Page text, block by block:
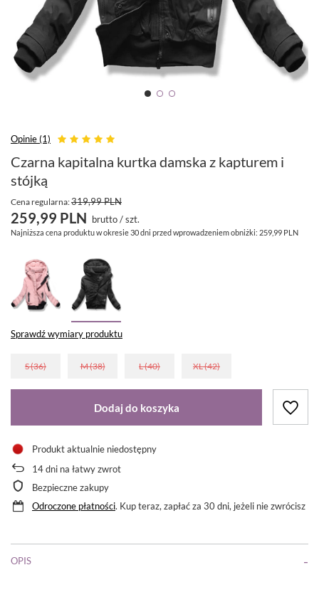
Opinie (1)
Czarna kapitalna kurtka damska z kapturem i
stójką
Cena regularna:319,99 PLN
259,99 PLN brutto/szt.
Najniższa cena produktu w okresie 30 dni przed wprowadzeniem obniżki: 259,99 PLN
Sprawdź wymiary produktu
S (36) M (38) L (40) XL (42)
Dodaj do koszyka
Produkt aktualnie niedostępny
14dni na łatwy zwrot
Bezpieczne zakupy
Odroczone płatności. Kup teraz, zapłać za 30 dni, jeżeli nie zwrócisz
OPIS